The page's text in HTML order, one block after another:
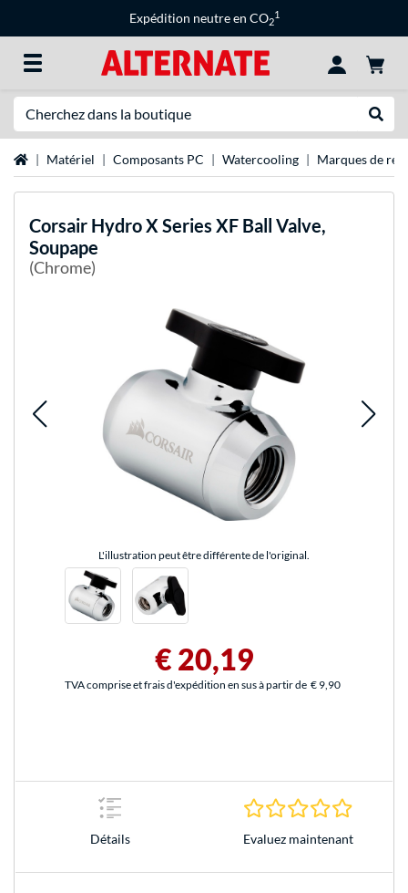
Expédition neutre en CO2
1
Page d'accueil
Matériel Composants PC Watercooling Marques de
Corsair Hydro X Series XF Ball Valve,
Soupape
(Chrome)
L'illustration peut être différente de l'original.
€ 20,19
TVA comprise et frais d'expédition en sus à partir de € 9,90
Détails Evaluez maintenant